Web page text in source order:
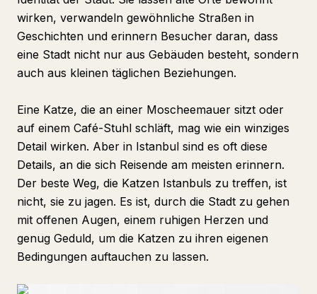
wirken, verwandeln gewöhnliche Straßen in
Geschichten und erinnern Besucher daran, dass
eine Stadt nicht nur aus Gebäuden besteht, sondern
auch aus kleinen täglichen Beziehungen.
Eine Katze, die an einer Moscheemauer sitzt oder
auf einem Café-Stuhl schläft, mag wie ein winziges
Detail wirken. Aber in Istanbul sind es oft diese
Details, an die sich Reisende am meisten erinnern.
Der beste Weg, die Katzen Istanbuls zu treffen, ist
nicht, sie zu jagen. Es ist, durch die Stadt zu gehen
mit offenen Augen, einem ruhigen Herzen und
genug Geduld, um die Katzen zu ihren eigenen
Bedingungen auftauchen zu lassen.